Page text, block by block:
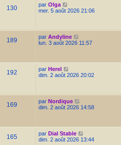
130 par Olga
mer. 5 août 2026 21:06
189 par Andyline
lun. 3 août 2026 11:57
192 par Herel
dim. 2 août 2026 20:02
169 par Nordique
dim. 2 août 2026 14:58
165 par Dial Stable
dim. 2 août 2026 13:44